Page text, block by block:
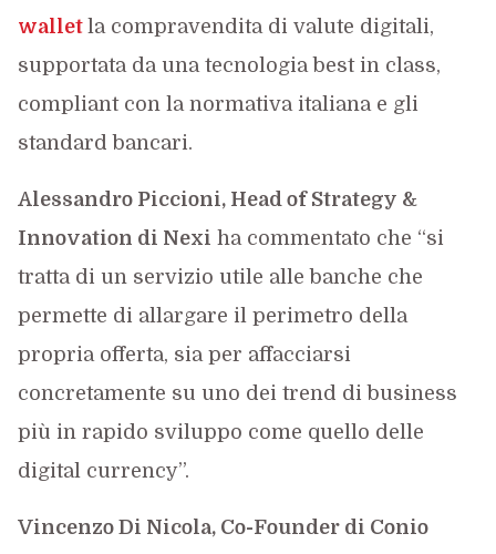
wallet la compravendita di valute digitali,
supportata da una tecnologia best in class,
compliant con la normativa italiana e gli
standard bancari.
Alessandro Piccioni, Head of Strategy &
Innovation di Nexi ha commentato che “si
tratta di un servizio utile alle banche che
permette di allargare il perimetro della
propria offerta, sia per affacciarsi
concretamente su uno dei trend di business
più in rapido sviluppo come quello delle
digital currency”.
Vincenzo Di Nicola, Co-Founder di Conio